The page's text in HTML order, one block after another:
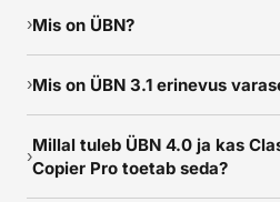
›Mis on ÜBN?
›Mis on ÜBN 3.1 erinevus
›
Millal tuleb ÜBN 4.0 ja kas
Copier Pro toetab seda?